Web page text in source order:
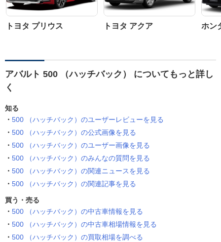
トヨタ プリウス トヨタ アクア ホン
アバルト 500 （ハッチバック） についてもっと詳し
く
知る
500 （ハッチバック）のユーザーレビューを見る
500 （ハッチバック）の公式画像を見る
500 （ハッチバック）のユーザー画像を見る
500 （ハッチバック）のみんなの質問を見る
500 （ハッチバック）の関連ニュースを見る
500 （ハッチバック）の関連記事を見る
買う・売る
500 （ハッチバック）の中古車情報を見る
500 （ハッチバック）の中古車相場情報を見る
500 （ハッチバック）の買取相場を調べる